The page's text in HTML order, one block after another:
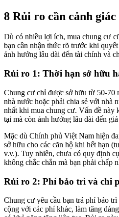
8 Rủi ro cần cảnh
Dù có nhiều lợi ích, mua chung cư
bạn cần nhận thức rõ trước khi
ảnh hưởng lâu dài đến tài chính và
Rủi ro 1: Thời hạn sở hữu
Chung cư chỉ được sở hữu từ 50-70
nhà nước hoặc phải chia sẻ với nhà
nhất khi mua chung cư. Vấn đề này
tại mà còn ảnh hưởng lâu dài đến
Mặc dù Chính phủ Việt Nam hiện
sở hữu cho các căn hộ khi hết hạn
v.v.). Tuy nhiên, chưa có quy định
không chắc chắn mà bạn phải chấp
Rủi ro 2: Phí bảo trì và chi
Chung cư yêu cầu bạn trả phí bảo
cộng với các phí khác, làm tăng